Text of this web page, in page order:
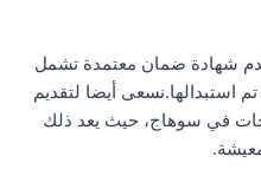
نقدم شهادة ضمان معتمدة تشمل
استبدالها.نسعى أيضا لتقديم
في سوهاج، حيث يعد ذلك